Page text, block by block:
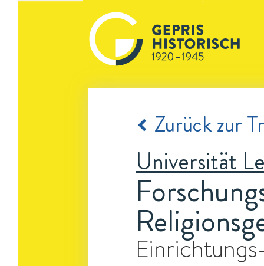
Zurück zur
Universität